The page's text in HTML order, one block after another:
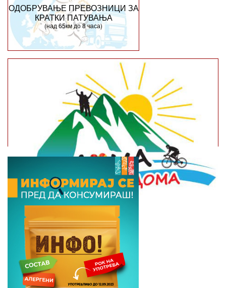
ОДОБРУВАЊЕ ПРЕВОЗНИЦИ ЗА
КРАТКИ ПАТУВАЊА
(над 65км до 8 часа)